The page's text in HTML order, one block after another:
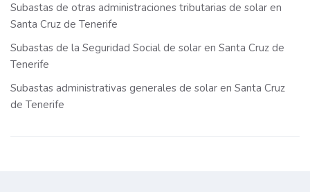
Subastas de otras administraciones tributarias de solar en
Santa Cruz de Tenerife
Subastas de la Seguridad Social de solar en Santa Cruz de
Tenerife
Subastas administrativas generales de solar en Santa Cruz
de Tenerife